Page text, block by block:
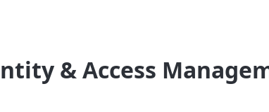
& Access